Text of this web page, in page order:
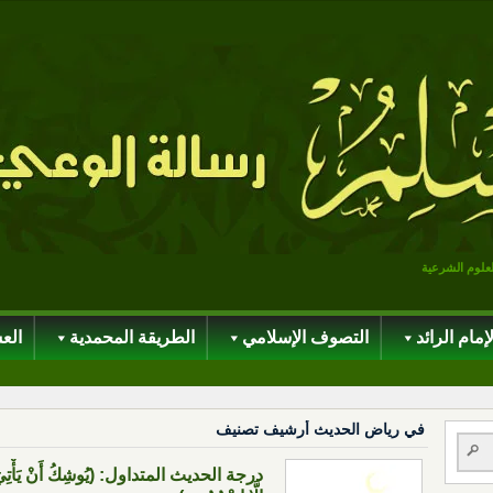
الشرعية
الرائد التصوف الإسلامي الطريقة المحمدية
في رياض الحديث أرشيف تصنيف
درجة الحديث المتداول: (يُوشِكُ أَنْ